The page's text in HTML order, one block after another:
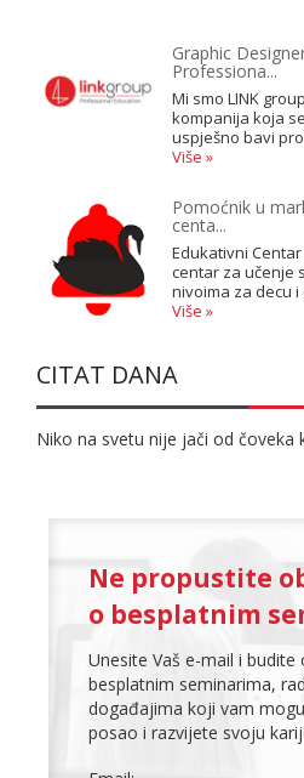
Graphic
Professiona...
Mi smo LINK
kompanija koja
uspješno bavi
Više »
Pomoćnik u
centa...
Edukativni
centar za učenje
nivoima za decu i
Više »
CITAT DANA
Niko na svetu nije jači od čoveka
Ne propustite
o besplatnim
Unesite Vaš e-mail i budite
besplatnim seminarima,
događajima koji vam
posao i razvijete svoju